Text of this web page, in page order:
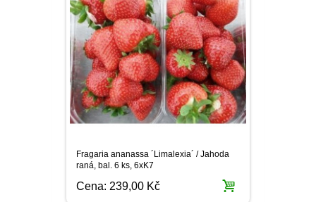
Fragaria ananassa ´Limalexia´ / Jahoda
raná, bal. 6 ks, 6xK7
Cena: 239,00 Kč